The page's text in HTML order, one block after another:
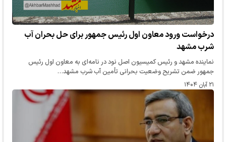
درخواست ورود معاون اول رئیس جمهور برای حل بحران آب
شرب مشهد
نماینده مشهد و رئیس کمیسیون اصل نود در نامه‌ای به معاون اول رئیس
جمهور ضمن تشریح وضعیت بحرانی تأمین آب شرب مشهد…
۲۱ آبان ۱۴۰۴